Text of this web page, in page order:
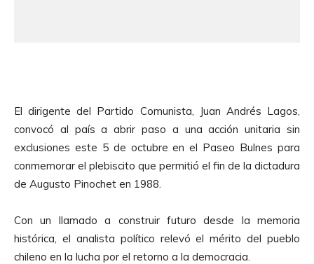
El dirigente del Partido Comunista, Juan Andrés Lagos,
convocó al país a abrir paso a una acción unitaria sin
exclusiones este 5 de octubre en el Paseo Bulnes para
conmemorar el plebiscito que permitió el fin de la dictadura
de Augusto Pinochet en 1988.
Con un llamado a construir futuro desde la memoria
histórica, el analista político relevó el mérito del pueblo
chileno en la lucha por el retorno a la democracia.